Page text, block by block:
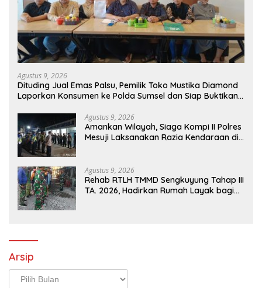
Agustus 9, 2026
Dituding Jual Emas Palsu, Pemilik Toko Mustika Diamond
Laporkan Konsumen ke Polda Sumsel dan Siap Buktikan
Agustus 9, 2026
Amankan Wilayah, Siaga Kompi II Polres
Mesuji Laksanakan Razia Kendaraan di
Agustus 9, 2026
Rehab RTLH TMMD Sengkuyung Tahap III
TA. 2026, Hadirkan Rumah Layak bagi
Arsip
Arsip